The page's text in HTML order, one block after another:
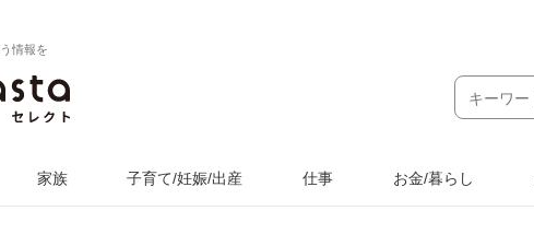
情報を
家族 子育て/妊娠/出産 仕事 お金/暮らし